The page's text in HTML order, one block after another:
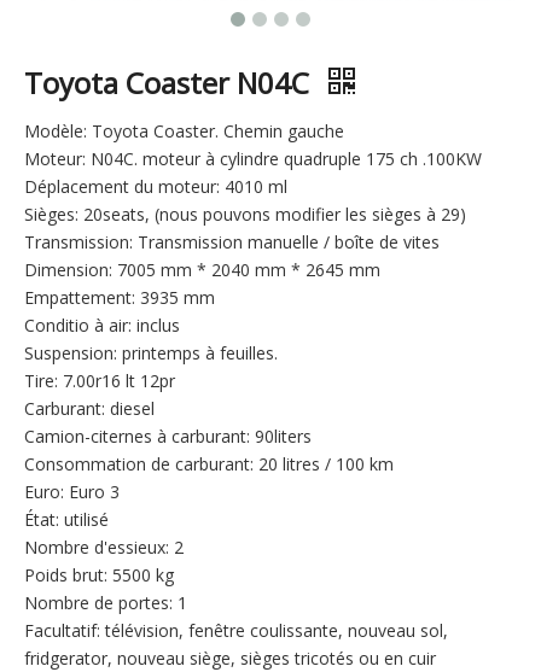
Toyota Coaster N04C
Modèle: Toyota Coaster. Chemin gauche
Moteur: N04C. moteur à cylindre quadruple 175 ch .100KW
Déplacement du moteur: 4010 ml
Sièges: 20seats, (nous pouvons modifier les sièges à 29)
Transmission: Transmission manuelle / boîte de vites
Dimension: 7005 mm * 2040 mm * 2645 mm
Empattement: 3935 mm
Conditio à air: inclus
Suspension: printemps à feuilles.
Tire: 7.00r16 lt 12pr
Carburant: diesel
Camion-citernes à carburant: 90liters
Consommation de carburant: 20 litres / 100 km
Euro: Euro 3
État: utilisé
Nombre d'essieux: 2
Poids brut: 5500 kg
Nombre de portes: 1
Facultatif: télévision, fenêtre coulissante, nouveau sol,
fridgerator, nouveau siège, sièges tricotés ou en cuir